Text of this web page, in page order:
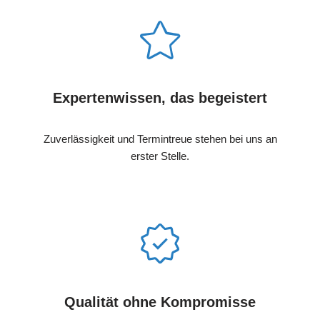
Expertenwissen, das begeistert
Zuverlässigkeit und Termintreue stehen bei uns an
erster Stelle.
Qualität ohne Kompromisse